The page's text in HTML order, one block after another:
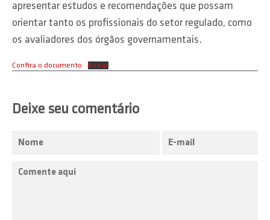
apresentar estudos e recomendações que possam
orientar tanto os profissionais do setor regulado, como
os avaliadores dos órgãos governamentais.
Confira o documento Baixar
Deixe seu comentário